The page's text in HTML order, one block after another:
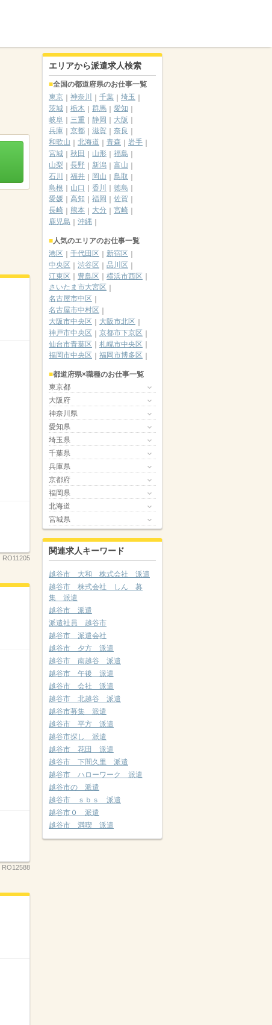
RO11205
RO12588
エリアから派遣求人検索
全国の都道府県のお仕事一覧
東京
神奈川 千葉
埼玉
茨城
栃木 群馬
愛知
岐阜
三重 静岡
大阪
兵庫
京都 滋賀
奈良
和歌山
北海道 青森
岩手
宮城
秋田 山形
福島
山梨
長野 新潟
富山
石川
福井 岡山
鳥取
島根
山口 香川
徳島
愛媛
高知 福岡
佐賀
長崎
熊本 大分
宮崎
鹿児島
沖縄
人気のエリアのお仕事一覧
港区
千代田区
新宿区
中央区
渋谷区
品川区
江東区
豊島区
横浜市西区
さいたま市大宮区
名古屋市中区
名古屋市中村区
大阪市中央区
大阪市北区
神戸市中央区
京都市下京区
仙台市青葉区
札幌市中央区
福岡市中央区
福岡市博多区
都道府県×職種のお仕事一覧
東京都
大阪府
神奈川県
愛知県
埼玉県
千葉県
兵庫県
京都府
福岡県
北海道
宮城県
関連求人キーワード
越谷市 大和 株式会社 派遣
越谷市 株式会社 しん 募
集 派遣
越谷市 派遣
派遣社員 越谷市
越谷市 派遣会社
越谷市 夕方 派遣
越谷市 南越谷 派遣
越谷市 午後 派遣
越谷市 会社 派遣
越谷市 北越谷 派遣
越谷市募集 派遣
越谷市 平方 派遣
越谷市探し 派遣
越谷市 花田 派遣
越谷市 下間久里 派遣
越谷市 ハローワーク 派遣
越谷市の 派遣
越谷市 ｓｂｓ 派遣
越谷市０ 派遣
越谷市 満喫 派遣